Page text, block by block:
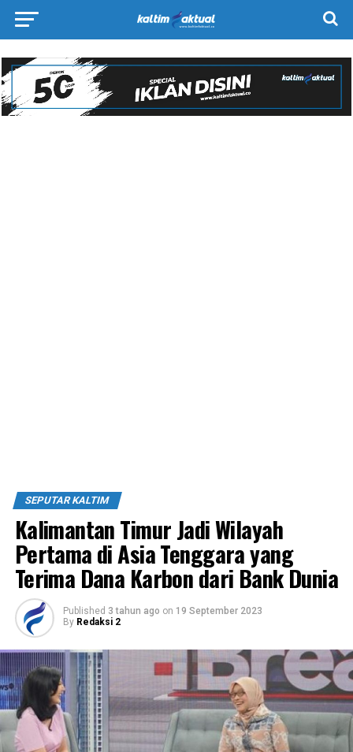
SEPUTAR KALTIM
Kalimantan Timur Jadi Wilayah
Pertama di Asia Tenggara yang
Terima Dana Karbon dari Bank Dunia
Published 3 tahun ago on 19 September 2023
By Redaksi 2